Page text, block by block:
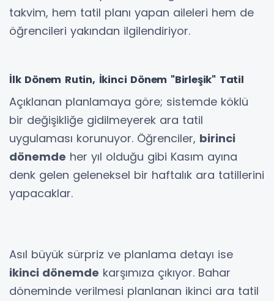
takvim, hem tatil planı yapan aileleri hem de
öğrencileri yakından ilgilendiriyor.
İlk Dönem Rutin, İkinci Dönem "Birleşik" Tatil
Açıklanan planlamaya göre; sistemde köklü
bir değişikliğe gidilmeyerek ara tatil
uygulaması korunuyor. Öğrenciler, birinci
dönemde her yıl olduğu gibi Kasım ayına
denk gelen geleneksel bir haftalık ara tatillerini
yapacaklar.
Asıl büyük sürpriz ve planlama detayı ise
ikinci dönemde karşımıza çıkıyor. Bahar
döneminde verilmesi planlanan ikinci ara tatil